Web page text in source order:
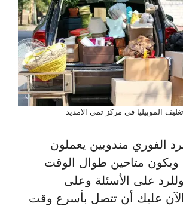
الموبيليا في مركز تمى الامديد
الفوري مندوبين يعملون
ويكون متاحين طوال الوقت
على الأسئلة وعلى
عليك أن تتصل بأسرع وقت